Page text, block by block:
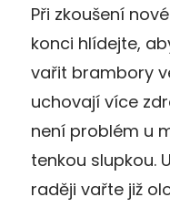
Při zkoušení
konci hlídejte,
vařit brambory
uchovají více
není problém u
tenkou slupkou.
raději vařte již